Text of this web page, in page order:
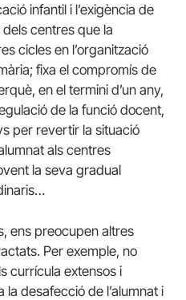
infantil i l’exigència de
centres que la
cicles en l’organització
fixa el compromís de
en el termini d’un any,
de la funció docent,
per revertir la situació
als centres
la seva gradual
ens preocupen altres
Per exemple, no
currícula extensos i
desafecció de l’alumnat i